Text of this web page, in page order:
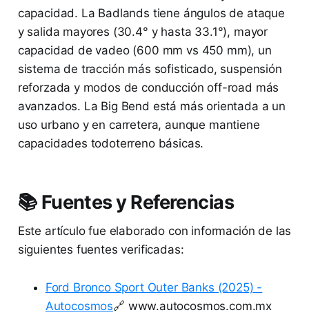
capacidad. La Badlands tiene ángulos de ataque
y salida mayores (30.4° y hasta 33.1°), mayor
capacidad de vadeo (600 mm vs 450 mm), un
sistema de tracción más sofisticado, suspensión
reforzada y modos de conducción off-road más
avanzados. La Big Bend está más orientada a un
uso urbano y en carretera, aunque mantiene
capacidades todoterreno básicas.
📚 Fuentes y Referencias
Este artículo fue elaborado con información de las
siguientes fuentes verificadas:
Ford Bronco Sport Outer Banks (2025) -
Autocosmos🔗 www.autocosmos.com.mx